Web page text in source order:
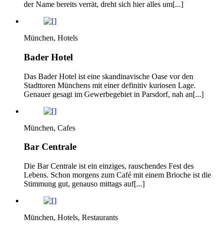
der Name bereits verrät, dreht sich hier alles um[...]
München, Hotels
Bader Hotel
Das Bader Hotel ist eine skandinavische Oase vor den
Stadttoren Münchens mit einer definitiv kuriosen Lage.
Genauer gesagt im Gewerbegebiet in Parsdorf, nah an[...]
München, Cafes
Bar Centrale
Die Bar Centrale ist ein einziges, rauschendes Fest des
Lebens. Schon morgens zum Café mit einem Brioche ist die
Stimmung gut, genauso mittags auf[...]
München, Hotels, Restaurants